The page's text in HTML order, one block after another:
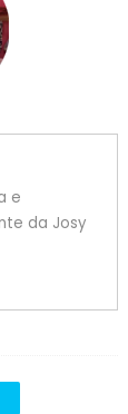
e
da Josy